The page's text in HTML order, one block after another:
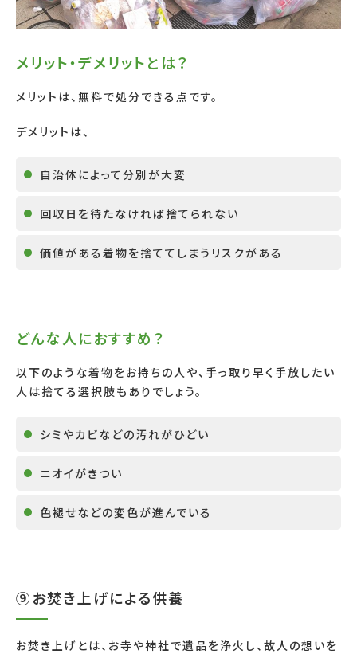
メリット・デメリットとは？
メリットは、無料で処分できる点です。
デメリットは、
自治体によって分別が大変
回収日を待たなければ捨てられない
価値がある着物を捨ててしまうリスクがある
どんな人におすすめ？
以下のような着物をお持ちの人や、手っ取り早く手放したい
人は捨てる選択肢もありでしょう。
シミやカビなどの汚れがひどい
ニオイがきつい
色褪せなどの変色が進んでいる
⑨お焚き上げによる供養
お焚き上げとは、お寺や神社で遺品を浄火し、故人の想いを